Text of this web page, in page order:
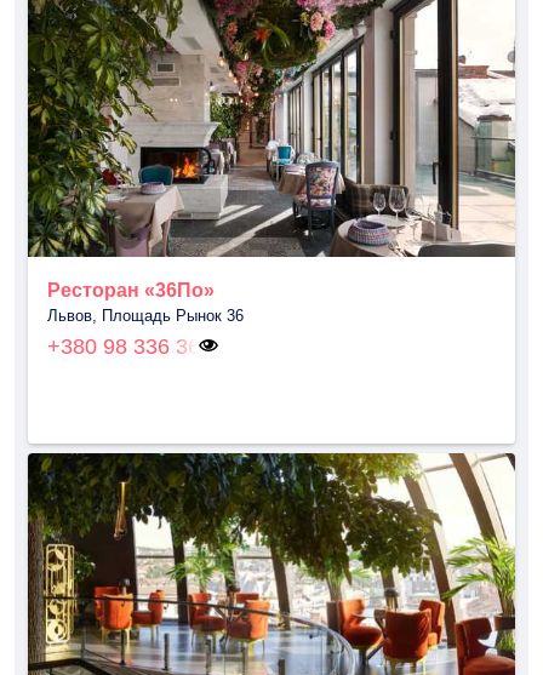
Ресторан «36По»
Львов, Площадь Рынок 36
+380 98 336 36